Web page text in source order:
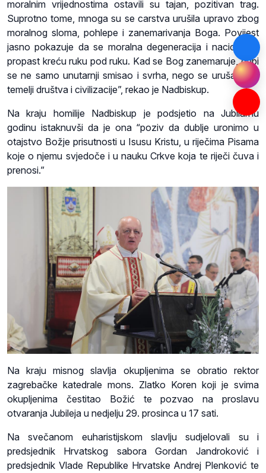
moralnim vrijednostima ostavili su tajan, pozitivan trag.
Suprotno tome, mnoga su se carstva urušila upravo zbog
moralnog sloma, pohlepe i zanemarivanja Boga. Povijest
jasno pokazuje da se moralna degeneracija i nacionalna
propast kreću ruku pod ruku. Kad se Bog zanemaruje, gubi
se ne samo unutarnji smisao i svrha, nego se urušavaju i
temelji društva i civilizacije”, rekao je Nadbiskup.
Na kraju homilije Nadbiskup je podsjetio na Jubilarnu
godinu istaknuvši da je ona “poziv da dublje uronimo u
otajstvo Božje prisutnosti u Isusu Kristu, u riječima Pisama
koje o njemu svjedoče i u nauku Crkve koja te riječi čuva i
prenosi.”
Na kraju misnog slavlja okupljenima se obratio rektor
zagrebačke katedrale mons. Zlatko Koren koji je svima
okupljenima čestitao Božić te pozvao na proslavu
otvaranja Jubileja u nedjelju 29. prosinca u 17 sati.
Na svečanom euharistijskom slavlju sudjelovali su i
predsjednik Hrvatskog sabora Gordan Jandroković i
predsjednik Vlade Republike Hrvatske Andrej Plenković te